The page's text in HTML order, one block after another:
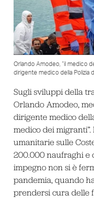
Orlando Amodeo, “il medico
dirigente medico della Polizia
Sugli sviluppi della
Orlando Amodeo,
dirigente medico
medico dei
umanitarie sulle
200.000 naufraghi e
impegno non si è
pandemia, quando
prendersi cura delle